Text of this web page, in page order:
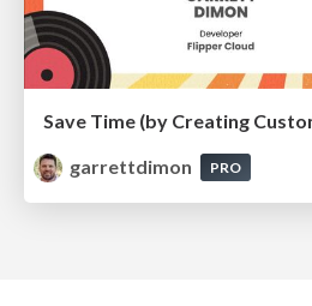
Save Time (by Creating
garrettdimon
PRO